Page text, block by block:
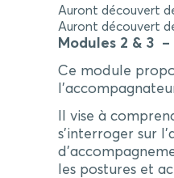
Auront découvert
Auront découvert
Modules 2 & 3
Ce module
Il vise à
s’interroger sur
les postures et